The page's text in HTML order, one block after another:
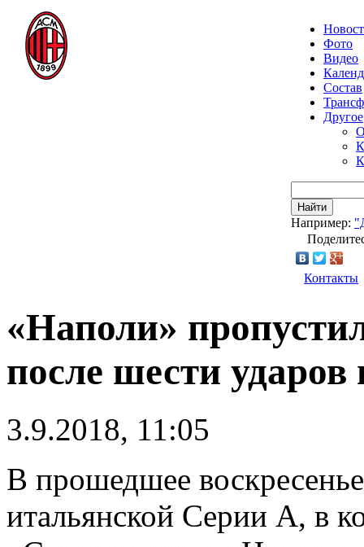
Фото
Видео
Состав
Другое
Найти
Например:
Контакты
«Наполи»
после шести ударов
3.9.2018, 11:05
В прошедшее воскресенье
итальянской Серии А, в